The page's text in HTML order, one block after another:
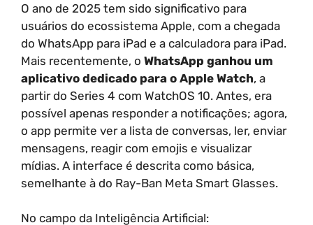
O ano de 2025 tem sido significativo para
usuários do ecossistema Apple, com a chegada
do WhatsApp para iPad e a calculadora para iPad.
Mais recentemente, o WhatsApp ganhou um
aplicativo dedicado para o Apple Watch, a
partir do Series 4 com WatchOS 10. Antes, era
possível apenas responder a notificações; agora,
o app permite ver a lista de conversas, ler, enviar
mensagens, reagir com emojis e visualizar
mídias. A interface é descrita como básica,
semelhante à do Ray-Ban Meta Smart Glasses.
No campo da Inteligência Artificial: